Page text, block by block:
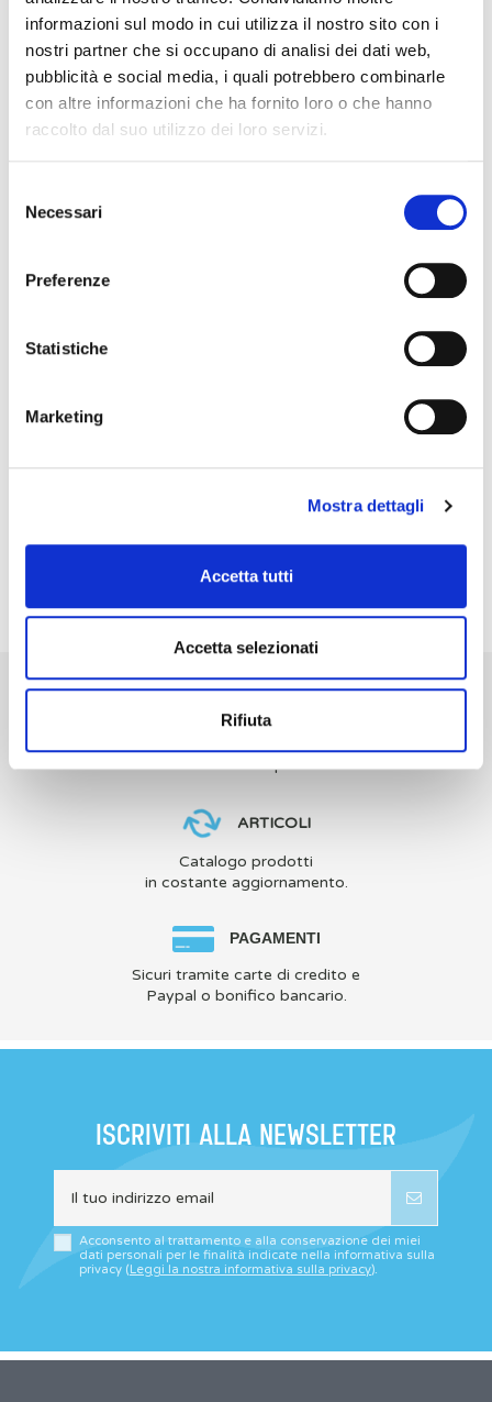
informazioni sul modo in cui utilizza il nostro sito con i
nostri partner che si occupano di analisi dei dati web,
pubblicità e social media, i quali potrebbero combinarle
con altre informazioni che ha fornito loro o che hanno
raccolto dal suo utilizzo dei loro servizi.
delNecessari
Preferenze
Statistiche
Marketing
Mostra dettagli
Accetta tutti
Accetta selezionati
Rifiuta
Marca
Scarica (131.41k)
TI CONSIGLIAMO ANCHE
Soluzione spray per la pulizia
e sanificazione delle sonde
Coprisonda non sterile
Coprisonda ecografico non
sterile per sonde convex e
Ordinabile
con corriere espresso.
ARTICOLI
Catalogo prodotti
in costante aggiornamento.
PAGAMENTI
Sicuri tramite carte di credito e
Paypal o bonifico bancario.
ISCRIVITI ALLA NEWSLETTER
Acconsento al trattamento e alla conservazione dei miei
dati personali per le finalità indicate nella informativa sulla
privacy (Leggi la nostra informativa sulla privacy).